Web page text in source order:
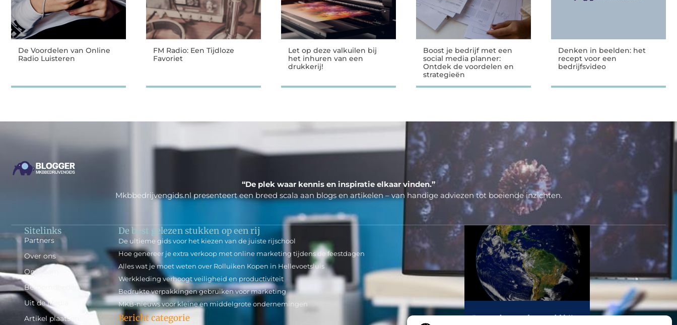
De Voordelen van Online
Radio Luisteren
FM Radio: Een Tijdloze
Favoriet
Let op deze valkuilen bij
het inhuren van een
drukkerij!
Boost je bedrijf met een
social media planner:
Ontdek de voordelen en
strategieën
Denken in beelden: het
recept voor een
bedrijfsvideo
“De plek waar kennis en inspiratie elkaar vinden.”
Mkbbedrijvengids.nl presenteert een breed scala aan blogs en artikelen – van handige adviezen tot boeiende inzichten.
Sitelinks
Partners
Over ons
Ons team
Beroemdheden
Uit de Media
Artikel plaatsen
De best gelezen stukken op een rij
De ultieme gids voor het kiezen van de juiste rijschool
Hoe genereer je extra verkoop met online marketing tijdens de feestdagen
Alles wat je moet weten over Rolluiken Kopen in Hellevoetsluis
Werkkleding verhoogt veiligheid en productiviteit
Bedrukte verpakkingen gebruiken voor marketing
MKB-nieuws voor kleine en middelgrote ondernemingen
Bericht categorie
De pracht van de wereld bij